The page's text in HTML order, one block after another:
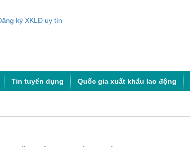
Tin tuyển dụng Quốc gia xuất khẩu lao động